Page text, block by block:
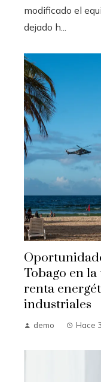
modificado el
dejado h...
Tobago en
renta
industriales
demo Hace